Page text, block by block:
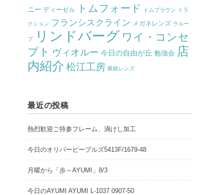
ニー ディーゼル トムフォード トムブラウン トラ
クション フランシスクライン メガネレンズ ラルー
プ リンドバーグ ワイ・コンセ
プト ヴィオルー 今日の自由が丘 勉強会 店
内紹介 松江工房 眼鏡レンズ
最近の投稿
熱烈歓迎ご持参フレーム、渦けし加工
今日のオリバーピープルズ5413F/1679-48
月曜から「歩～AYUMI」8/3
今日のAYUMI AYUMI L-1037 0907-50